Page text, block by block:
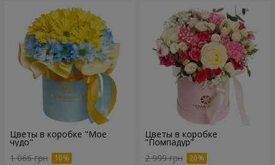
Цветы в коробке "Мое
чудо"
1 066 грн
Цветы в коробке
"Помпадур"
2 999 грн